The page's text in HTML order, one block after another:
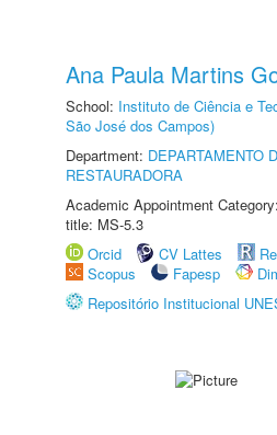
Ana Paula Martins
School: Instituto de Ciência e
São José dos Campos)
Department: DEPARTAMENTO
RESTAURADORA
Academic Appointment
title: MS-5.3
Orcid
CV Lattes
Scopus
Fapesp
Repositório Institucional